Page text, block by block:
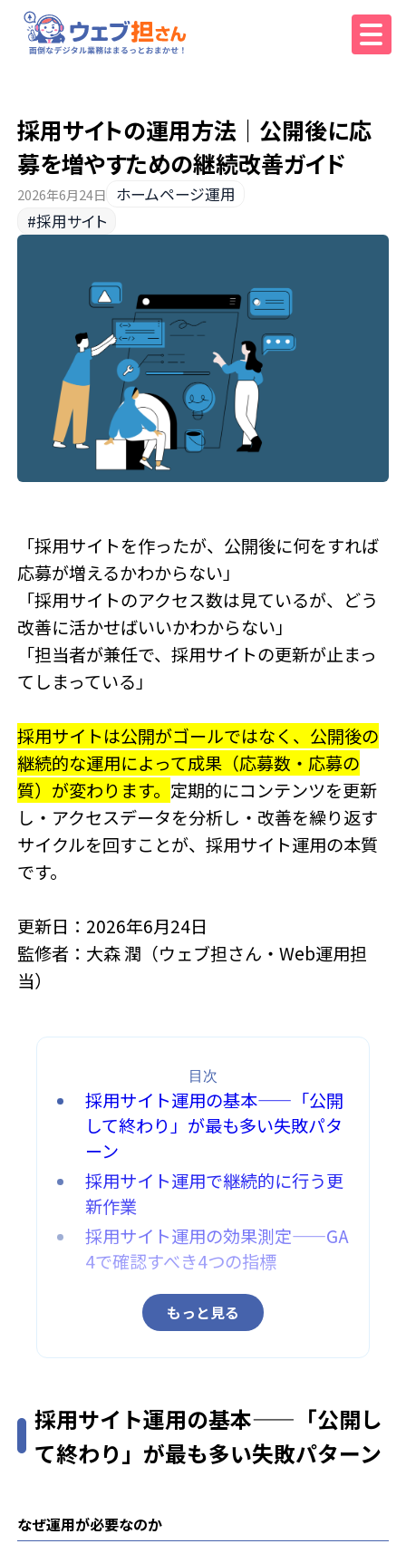
採用サイトの運用方法｜公開後に応
募を増やすための継続改善ガイド
2026年6月24日
ホームページ運用
#採用サイト
「採用サイトを作ったが、公開後に何をすれば
応募が増えるかわからない」
「採用サイトのアクセス数は見ているが、どう
改善に活かせばいいかわからない」
「担当者が兼任で、採用サイトの更新が止まっ
てしまっている」
採用サイトは公開がゴールではなく、公開後の
継続的な運用によって成果（応募数・応募の
質）が変わります。 定期的にコンテンツを更新
し・アクセスデータを分析し・改善を繰り返す
サイクルを回すことが、採用サイト運用の本質
です。
更新日：2026年6月24日
監修者：大森 潤（ウェブ担さん・Web運用担
当）
目次
採用サイト運用の基本——「公開
して終わり」が最も多い失敗パタ
ーン
採用サイト運用で継続的に行う更
新作業
採用サイト運用の効果測定——GA
4で確認すべき4つの指標
もっと見る
採用サイト運用の基本——「公開し
て終わり」が最も多い失敗パターン
なぜ運用が必要なのか